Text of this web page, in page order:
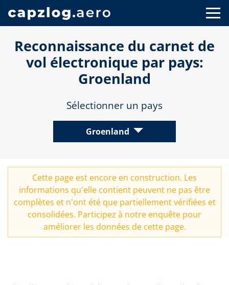
Reconnaissance du carnet de
vol électronique par pays:
Groenland
Sélectionner un pays
Groenland
Cette page est encore en construction. Les
informations qu'elle contient peuvent ne pas être
complètes et n'ont été que partiellement vérifiées et
consolidées. Participez à notre enquête pour
améliorer les données de cette page.